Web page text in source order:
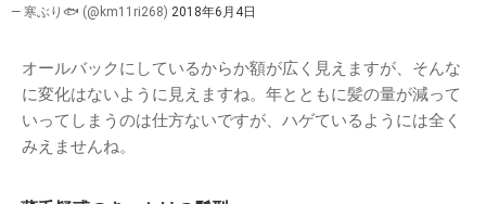
— 寒ぶり🐟 (@km11ri268) 2018年6月4日
オールバックにしているからか額が広く見えますが、そんな
に変化はないように見えますね。年とともに髪の量が減って
いってしまうのは仕方ないですが、ハゲているようには全く
みえませんね。